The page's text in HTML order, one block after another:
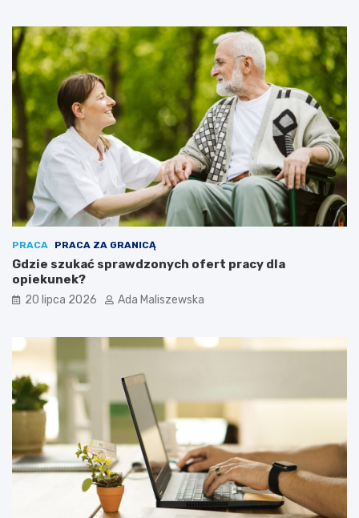
PRACA PRACA ZA GRANICĄ
Gdzie szukać sprawdzonych ofert pracy dla
opiekunek?
20 lipca 2026 Ada Maliszewska